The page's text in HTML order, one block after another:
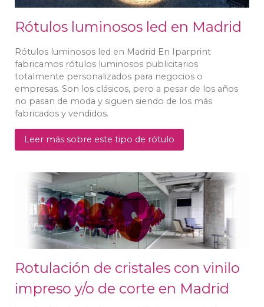
Rótulos luminosos led en Madrid
Rótulos luminosos led en Madrid En Iparprint
fabricamos rótulos luminosos publicitarios
totalmente personalizados para negocios o
empresas. Son los clásicos, pero a pesar de los años
no pasan de moda y siguen siendo de los más
fabricados y vendidos.
Leer más sobre este tipo de rótulo
Rotulación de cristales con vinilo
impreso y/o de corte en Madrid